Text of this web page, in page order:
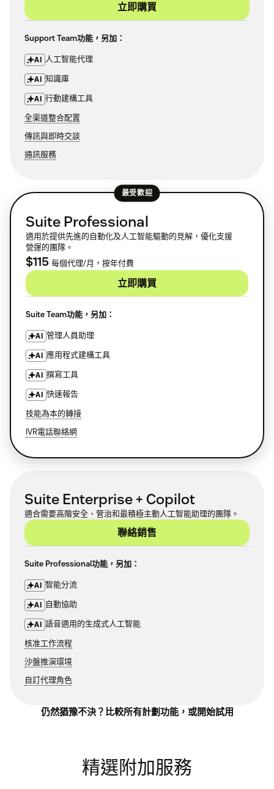
立即購買
Support Team功能，另加：
AI 人工智能代理
AI 知識庫
AI 行動建構工具
全渠道整合配置
傳訊與即時交談
通訊服務
最受歡迎
Suite Professional
適用於提供先進的自動化及人工智能驅動的見解，優化支援
營運的團隊。
$115 每個代理/月，按年付費
立即購買
Suite Team功能，另加：
AI 管理人員助理
AI 應用程式建構工具
AI 撰寫工具
AI 快速報告
技能為本的轉接
IVR電話聯絡網
Suite Enterprise + Copilot
適合需要高階安全、管治和最積極主動人工智能助理的團隊。
聯絡銷售
Suite Professional功能，另加：
AI 智能分流
AI 自動協助
AI 語音適用的生成式人工智能
核准工作流程
沙盤推演環境
自訂代理角色
仍然猶豫不決？ 比較所有計劃功能，或開始試用
精選附加服務